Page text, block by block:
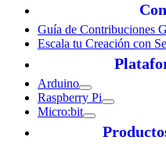
Guía de Contribuciones
Escala tu Creación con
Arduino
Raspberry Pi
Micro:bit